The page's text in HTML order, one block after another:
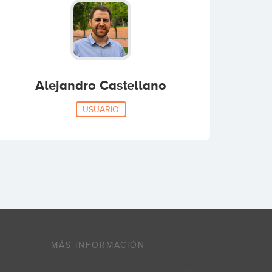
Alejandro Castellano
USUARIO
MÁS INFORMACIÓN